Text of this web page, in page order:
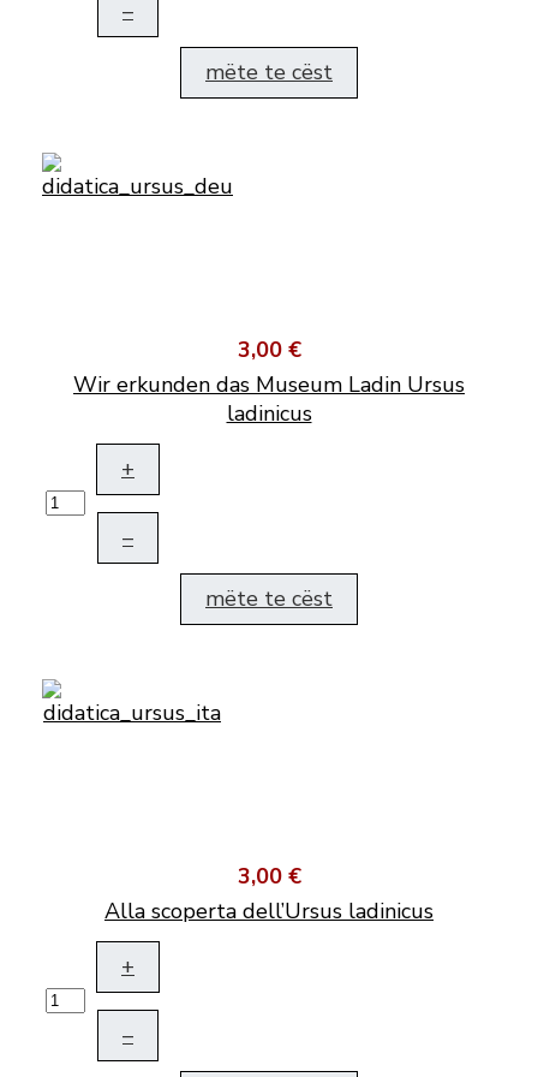
–
mëte te cëst
3,00 €
Wir erkunden das Museum Ladin Ursus
ladinicus
+
–
mëte te cëst
3,00 €
Alla scoperta dell’Ursus ladinicus
+
–